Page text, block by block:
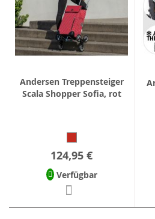
Andersen Treppensteiger
Scala Shopper Sofia, rot
124,95 €
Verfügbar